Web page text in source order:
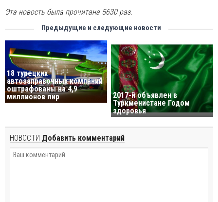
Эта новость была прочитана 5630 раз.
Предыдущие и следующие новости
18 турецких
автозаправочных компаний
оштрафованы на 4,9
миллионов лир
2017-й объявлен в
Туркменистане Годом
здоровья
НОВОСТИ Добавить комментарий